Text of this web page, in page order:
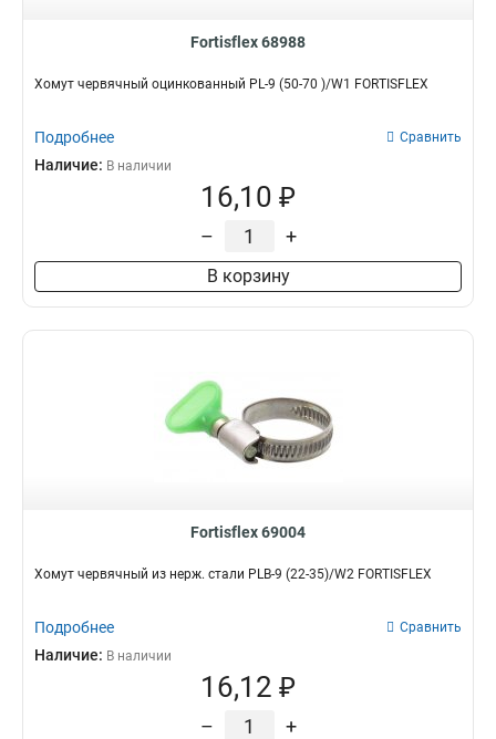
Fortisflex 68988
Хомут червячный оцинкованный PL-9 (50-70 )/W1 FORTISFLEX
Подробнее Сравнить
Наличие: В наличии
16,10 ₽
– +
В корзину
Fortisflex 69004
Хомут червячный из нерж. стали PLB-9 (22-35)/W2 FORTISFLEX
Подробнее Сравнить
Наличие: В наличии
16,12 ₽
– +